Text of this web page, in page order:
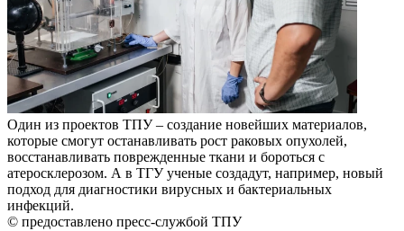
Один из проектов ТПУ – создание новейших материалов,
которые смогут останавливать рост раковых опухолей,
восстанавливать поврежденные ткани и бороться с
атеросклерозом. А в ТГУ ученые создадут, например, новый
подход для диагностики вирусных и бактериальных
инфекций.
© предоставлено пресс-службой ТПУ